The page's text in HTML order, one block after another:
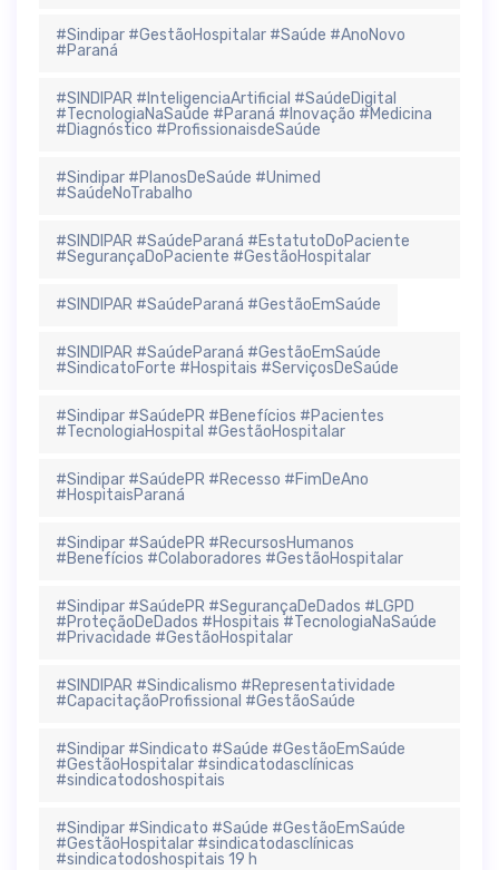
#Sindipar #GestãoHospitalar #Saúde #AnoNovo
#Paraná
#SINDIPAR #InteligenciaArtificial #SaúdeDigital
#TecnologiaNaSaúde #Paraná #Inovação #Medicina
#Diagnóstico #ProfissionaisdeSaúde
#Sindipar #PlanosDeSaúde #Unimed
#SaúdeNoTrabalho
#SINDIPAR #SaúdeParaná #EstatutoDoPaciente
#SegurançaDoPaciente #GestãoHospitalar
#SINDIPAR #SaúdeParaná #GestãoEmSaúde
#SINDIPAR #SaúdeParaná #GestãoEmSaúde
#SindicatoForte #Hospitais #ServiçosDeSaúde
#Sindipar #SaúdePR #Benefícios #Pacientes
#TecnologiaHospital #GestãoHospitalar
#Sindipar #SaúdePR #Recesso #FimDeAno
#HospitaisParaná
#Sindipar #SaúdePR #RecursosHumanos
#Benefícios #Colaboradores #GestãoHospitalar
#Sindipar #SaúdePR #SegurançaDeDados #LGPD
#ProteçãoDeDados #Hospitais #TecnologiaNaSaúde
#Privacidade #GestãoHospitalar
#SINDIPAR #Sindicalismo #Representatividade
#CapacitaçãoProfissional #GestãoSaúde
#Sindipar #Sindicato #Saúde #GestãoEmSaúde
#GestãoHospitalar #sindicatodasclínicas
#sindicatodoshospitais
#Sindipar #Sindicato #Saúde #GestãoEmSaúde
#GestãoHospitalar #sindicatodasclínicas
#sindicatodoshospitais 19 h